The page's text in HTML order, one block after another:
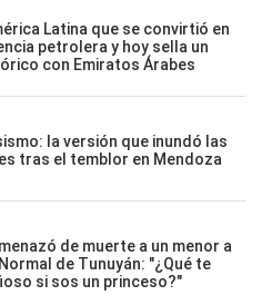
Latina que se convirtió en
petrolera y hoy sella un
con Emiratos Árabes
la versión que inundó las
tras el temblor en Mendoza
de muerte a un menor a
de Tunuyán: "¿Qué te
si sos un princeso?"